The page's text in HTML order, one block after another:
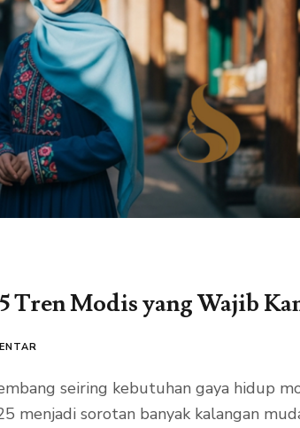
Tren Modis yang Wajib
seiring kebutuhan gaya hidup
menjadi sorotan banyak kalangan